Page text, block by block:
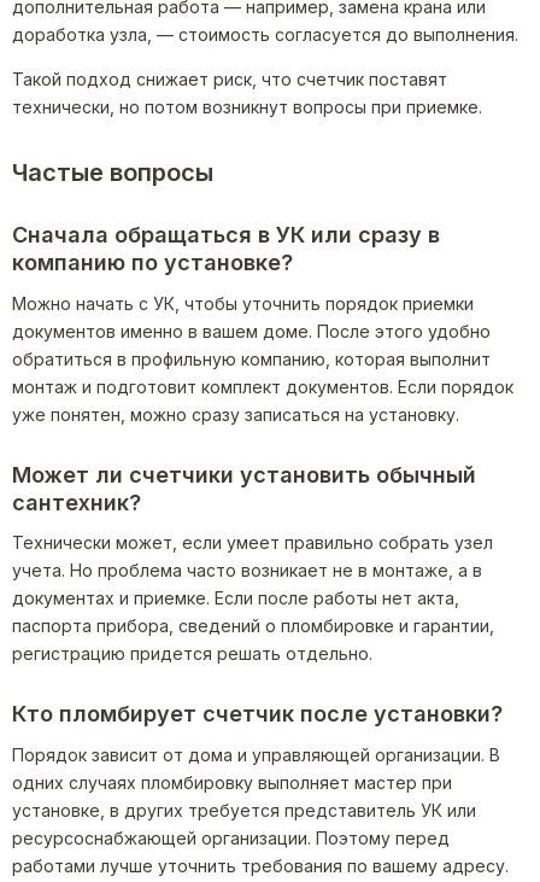
дополнительная работа — например, замена крана или
доработка узла, — стоимость согласуется до выполнения.
Такой подход снижает риск, что счетчик поставят
технически, но потом возникнут вопросы при приемке.
Частые вопросы
Сначала обращаться в УК или сразу в
компанию по установке?
Можно начать с УК, чтобы уточнить порядок приемки
документов именно в вашем доме. После этого удобно
обратиться в профильную компанию, которая выполнит
монтаж и подготовит комплект документов. Если порядок
уже понятен, можно сразу записаться на установку.
Может ли счетчики установить обычный
сантехник?
Технически может, если умеет правильно собрать узел
учета. Но проблема часто возникает не в монтаже, а в
документах и приемке. Если после работы нет акта,
паспорта прибора, сведений о пломбировке и гарантии,
регистрацию придется решать отдельно.
Кто пломбирует счетчик после установки?
Порядок зависит от дома и управляющей организации. В
одних случаях пломбировку выполняет мастер при
установке, в других требуется представитель УК или
ресурсоснабжающей организации. Поэтому перед
работами лучше уточнить требования по вашему адресу.